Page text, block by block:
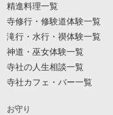
精進料理一覧
寺修行・修験道体験一覧
滝行・水行・禊体験一覧
神道・巫女体験一覧
寺社の人生相談一覧
寺社カフェ・バー一覧
お守り